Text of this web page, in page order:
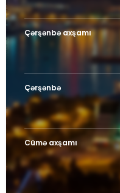
Çərşənbə axşamı
Çərşənbə
Cümə axşamı